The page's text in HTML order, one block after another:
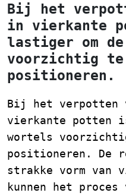
Bij het
in vierkante
lastiger om
voorzichtig te
positioneren.
Bij het verpotten
vierkante potten
wortels
positioneren. De
strakke vorm van
kunnen het